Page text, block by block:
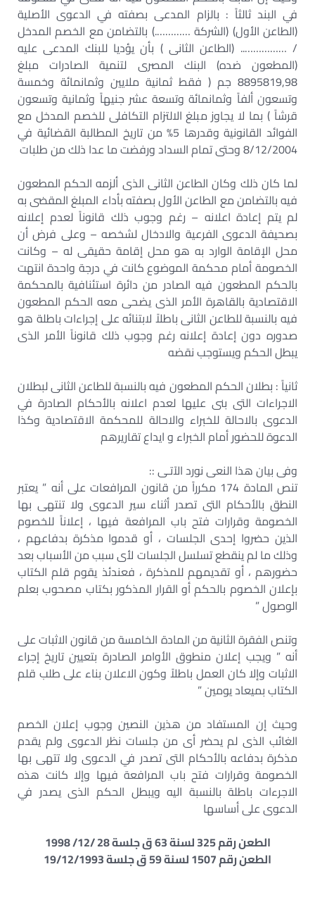
في البند ثالثاً : بالزام المدعى بصفته في الدعوى الأصلية
(الطاعن الأول) (الشركة ………….) بالتضامن مع الخصم المدخل
/ …………….. (الطاعن الثانى ) بأن يؤديا للبنك المدعى عليه
(المطعون ضده) البنك المصرى لتنمية الصادرات مبلغ
8895819,98 جم ( فقط ثمانية ملايين وثمانمائة وخمسة
وتسعون ألفاً وثمانمائة وتسعة عشر جنيهاً وثمانية وتسعون
قرشاً ) بما لا يجاوز مبلغ الالتزام التكافلى للخصم المدخل مع
الفوائد القانونية وقدرها 5% من تاريخ المطالبة القضائية في
8/12/2004 وحتى تمام السداد ورفضت ما عدا ذلك من طلبات
لما كان ذلك وكان الطاعن الثانى الذى ألزمه الحكم المطعون
فيه بالتضامن مع الطاعن الأول بصفته بأداء المبلغ المقضى به
لم يتم إعادة اعلانه – رغم وجوب ذلك قانوناً لعدم إعلانه
بصحيفة الدعوى الفرعية والادخال لشخصه – وعلى فرض أن
محل الإقامة الوارد به هو محل إقامة حقيقى له – وكانت
الخصومة أمام محكمة الموضوع كانت في درجة واحدة انتهت
بالحكم المطعون فيه الصادر من دائرة استئنافية بالمحكمة
الاقتصادية بالقاهرة الأمر الذى يضحى معه الحكم المطعون
فيه بالنسبة للطاعن الثانى باطلاً لابتنائه على إجراءات باطلة هو
صدوره دون إعادة إعلانه رغم وجوب ذلك قانوناً الأمر الذى
يبطل الحكم ويستوجب نقضه
ثانياً : بطلان الحكم المطعون فيه بالنسبة للطاعن الثانى لبطلان
الاجراءات التى بنى عليها لعدم اعلانه بالأحكام الصادرة في
الدعوى بالاحالة للخبراء والاحالة للمحكمة الاقتصادية وكذا
الدعوة للحضور أمام الخبراء و ايداع تقاريرهم
وفى بيان هذا النعى نورد الآتـى ::
تنص المادة 174 مكرراً من قانون المرافعات على أنه ” يعتبر
النطق بالأحكام التى تصدر أثناء سير الدعوى ولا تنتهى بها
الخصومة وقرارات فتح باب المرافعة فيها ، إعلاناً للخصوم
الذين حضروا إحدى الجلسات ، أو قدموا مذكرة بدفاعهم ،
وذلك ما لم ينقطع تسلسل الجلسات لأى سبب من الأسباب بعد
حضورهم ، أو تقديمهم للمذكرة ، فعندئذ يقوم قلم الكتاب
بإعلان الخصوم بالحكم أو القرار المذكور بكتاب مصحوب بعلم
الوصول ”
وتنص الفقرة الثانية من المادة الخامسة من قانون الاثبات على
أنه ” ويجب إعلان منطوق الأوامر الصادرة بتعيين تاريخ إجراء
الاثبات وإلا كان العمل باطلاً وكون الاعلان بناء على طلب قلم
الكتاب بميعاد يومين ”
وحيث إن المستفاد من هذين النصين وجوب إعلان الخصم
الغائب الذى لم يحضر أى من جلسات نظر الدعوى ولم يقدم
مذكرة بدفاعه بالأحكام التى تصدر في الدعوى ولا تتهى بها
الخصومة وقرارات فتح باب المرافعة فيها وإلا كانت هذه
الاجرءات باطلة بالنسبة اليه ويبطل الحكم الذى يصدر في
الدعوى على أساسها
الطعن رقم 325 لسنة 63 ق جلسة 28 /12/ 1998
الطعن رقم 1507 لسنة 59 ق جلسة 19/12/1993